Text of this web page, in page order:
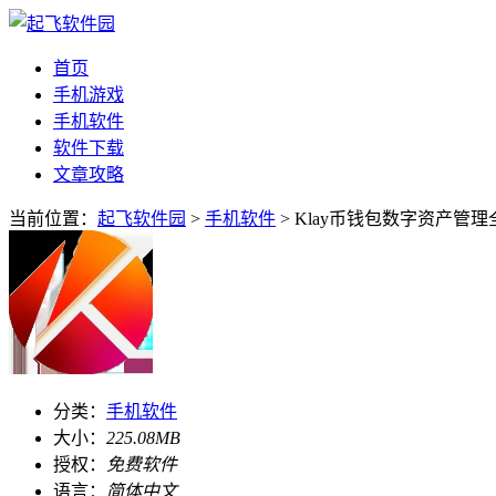
首页
手机游戏
手机软件
软件下载
文章攻略
当前位置： 起飞软件园 > 手机软件 > Klay币钱包数字资产管理
分类： 手机软件
大小： 225.08MB
授权：
免费软件
语言：
简体中文